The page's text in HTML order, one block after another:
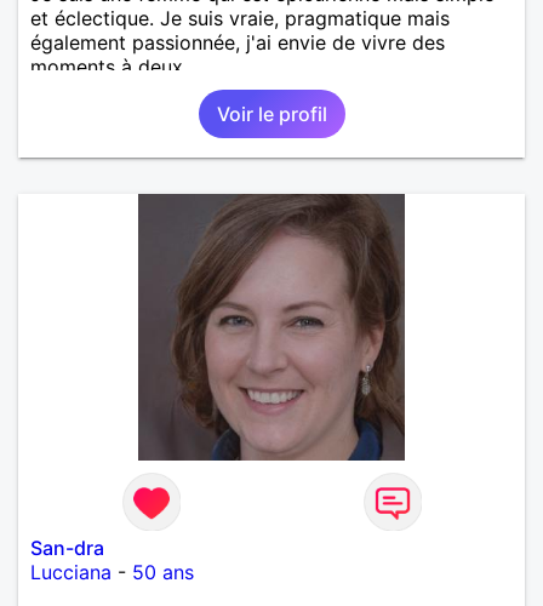
et éclectique. Je suis vraie, pragmatique mais
également passionnée, j'ai envie de vivre des
moments à deux.
Voir le profil
San-dra
Lucciana - 50 ans